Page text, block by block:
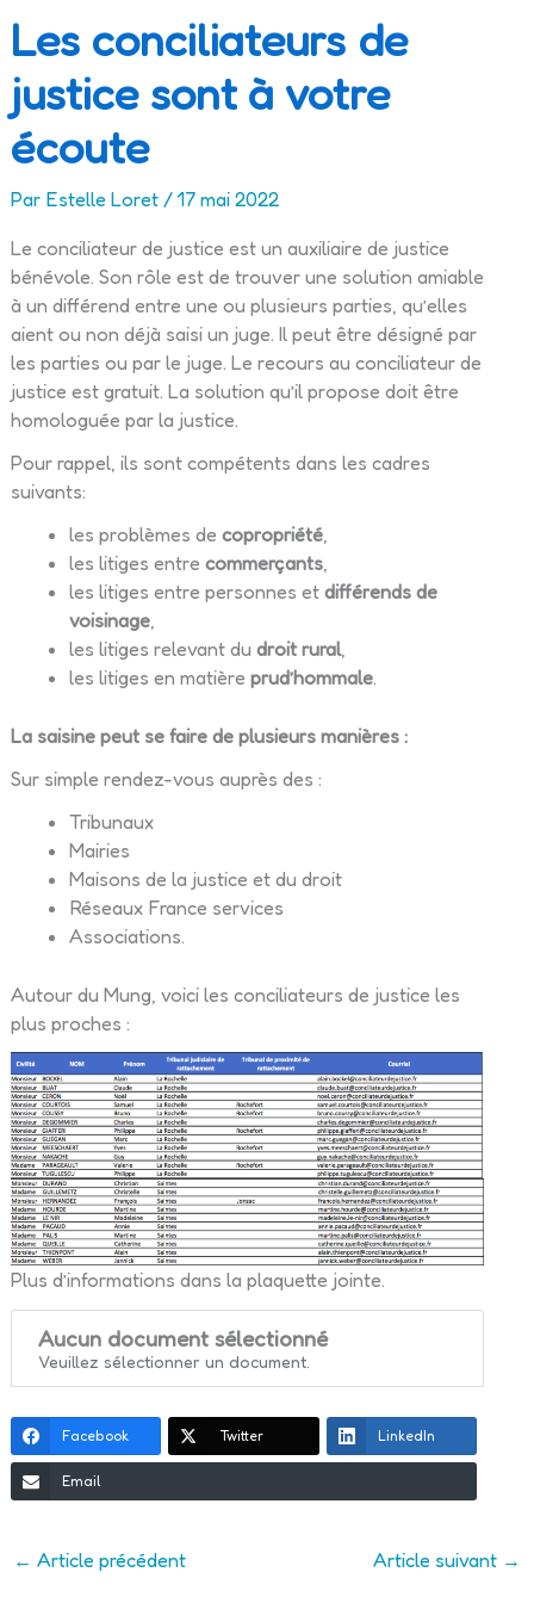
Les conciliateurs de
justice sont à votre
écoute
Par Estelle Loret /17 mai 2022
Le conciliateur de justice est un auxiliaire de justice
bénévole. Son rôle est de trouver une solution amiable
à un différend entre une ou plusieurs parties, qu’elles
aient ou non déjà saisi un juge. Il peut être désigné par
les parties ou par le juge. Le recours au conciliateur de
justice est gratuit. La solution qu’il propose doit être
homologuée par la justice.
Pour rappel, ils sont compétents dans les cadres
suivants:
les problèmes decopropriété,
les litiges entrecommerçants,
les litiges entre personnes etdifférends de
voisinage,
les litiges relevant dudroit rural,
les litiges en matièreprud’hommale.
La saisine peut se faire de plusieurs manières :
Sur simple rendez-vous auprès des :
Tribunaux
Mairies
Maisons de la justice et du droit
Réseaux France services
Associations.
Autour du Mung, voici les conciliateurs de justice les
plus proches :
Plus d’informations dans la plaquette jointe.
Aucun document sélectionné
Veuillez sélectionner un document.
Facebook Twitter LinkedIn
Email
← Article précédent Article suivant →